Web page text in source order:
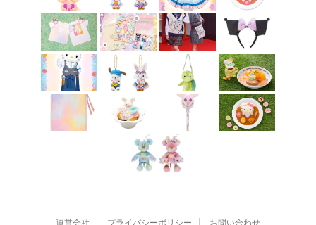
運営会社 プライバシーポリシー お問い合わせ